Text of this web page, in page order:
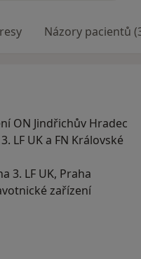
Názory pacientů
ON Jindřichův Hradec
LF UK a FN Královské
3. LF UK, Praha
zařízení